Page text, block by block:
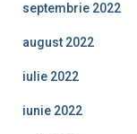
septembrie 2022
august 2022
iulie 2022
iunie 2022